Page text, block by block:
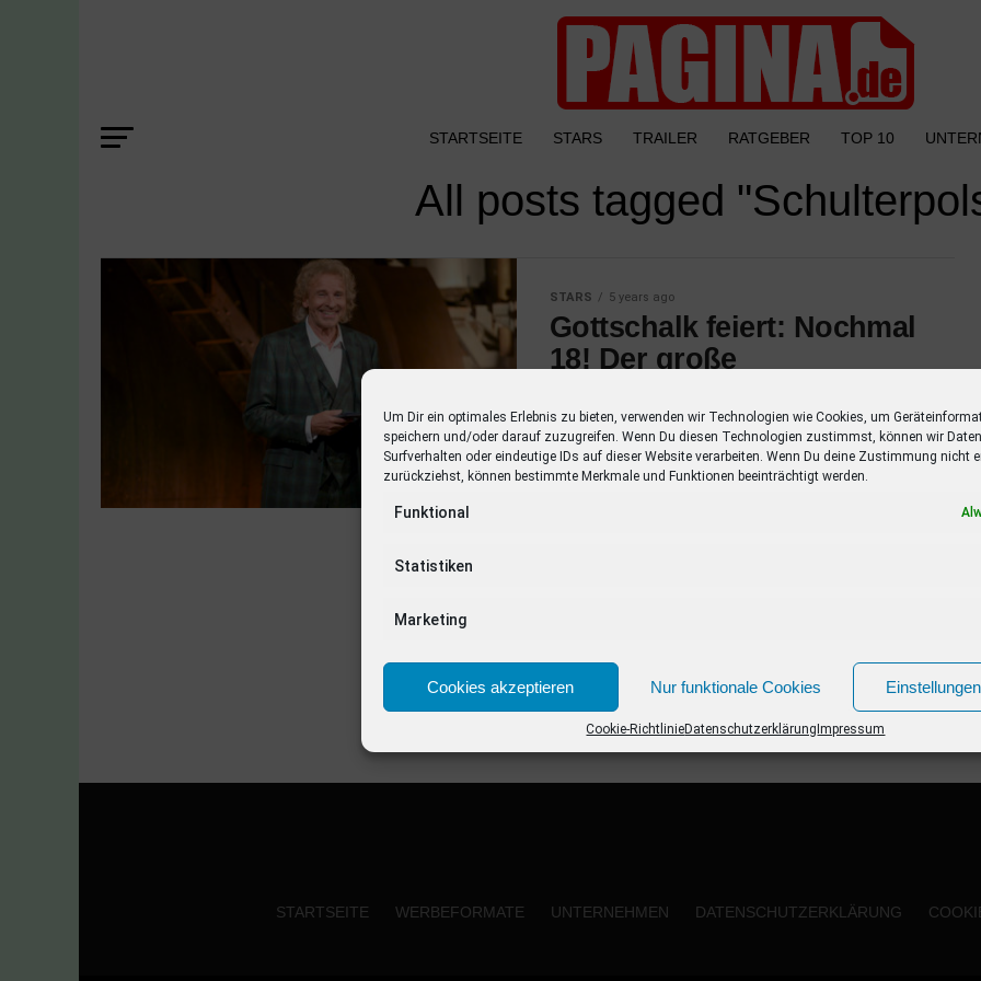
Um Dir ein optimales Erlebnis zu bieten, verwenden wir Technologien wie Cookies, um
speichern und/oder darauf zuzugreifen. Wenn Du diesen Technologien zustimmst, können wir
Surfverhalten oder eindeutige IDs auf dieser Website verarbeiten. Wenn Du deine Zustimmung nicht
zurückziehst, können bestimmte Merkmale und Funktionen beeinträchtigt werden.
Funktional
Statistiken
Marketing
Cookies akzeptieren Nur funktionale Cookies
Cookie-RichtlinieDatenschutzerklärung Impressum
STARTSEITE STARS TRAILER RATGEBER TOP 10
All posts tagged
STARS 5 years ago
Gottschalk feiert: Nochmal
18! Der große
Thomas Gottschalk spricht in “Gottschalk
feiert: Nochmal 18! Der große
Promigeburtstag” mit Birgit Schrowange,
STARTSEITE WERBEFORMATE UNTERNEHMEN DATENSCHUTZERKLÄRUNG